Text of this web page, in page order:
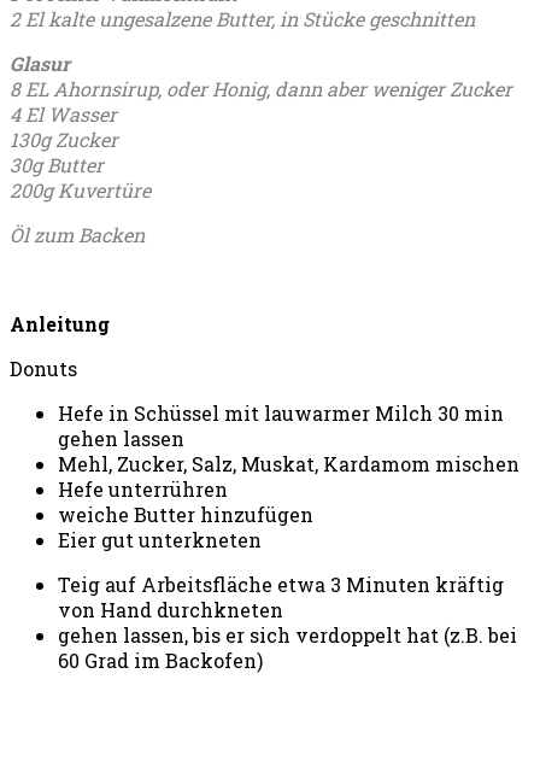
2 El kalte ungesalzene Butter, in Stücke geschnitten
Glasur
8 EL Ahornsirup, oder Honig, dann aber weniger Zucker
4 El Wasser
130gZucker
30gButter
200gKuvertüre
Öl zum Backen
Anleitung
Donuts
Hefe in Schüssel mit lauwarmer Milch 30 min
gehen lassen
Mehl, Zucker, Salz, Muskat, Kardamom mischen
Hefe unterrühren
weiche Butter hinzufügen
Eier gut unterkneten
Teig auf Arbeitsfläche etwa 3 Minuten kräftig
von Hand durchkneten
gehen lassen, bis er sich verdoppelt hat (z.B. bei
60 Grad im Backofen)